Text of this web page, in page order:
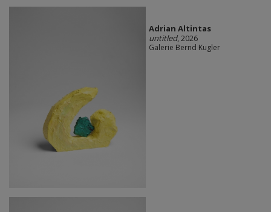
Adrian Altintas
untitled, 2026
Galerie Bernd Kugler